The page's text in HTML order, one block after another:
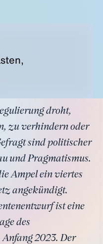
droht,
zu verhindern oder
sind politischer
und Pragmatismus.
Ampel ein viertes
angekündigt.
ist eine
des
2023. Der